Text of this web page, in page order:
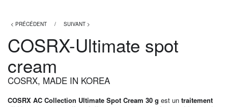
< PRÉCÉDENT / SUIVANT >
COSRX-Ultimate spot
cream
COSRX, MADE IN KOREA
COSRX AC Collection Ultimate Spot Cream 30 g est un traitement